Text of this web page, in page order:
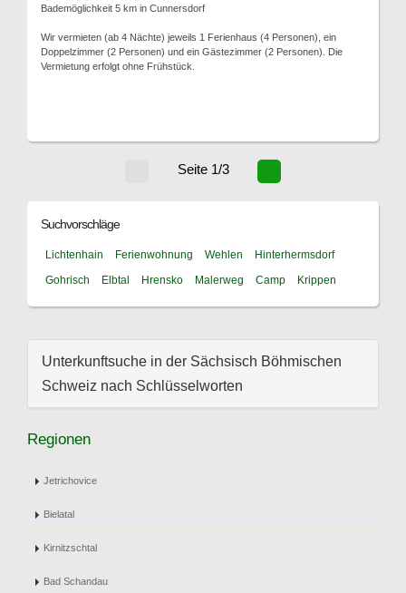
Bademöglichkeit 5 km in Cunnersdorf
Wir vermieten (ab 4 Nächte) jeweils 1 Ferienhaus (4 Personen), ein
Doppelzimmer (2 Personen) und ein Gästezimmer (2 Personen). Die
Vermietung erfolgt ohne Frühstück.
Seite 1/3
Suchvorschläge
Lichtenhain Ferienwohnung Wehlen
Hinterhermsdorf
Gohrisch
Elbtal Hrensko Malerweg Camp Krippen
Unterkunftsuche in der Sächsisch Böhmischen
Schweiz nach Schlüsselworten
Regionen
Jetrichovice
Bielatal
Kirnitzschtal
Bad Schandau